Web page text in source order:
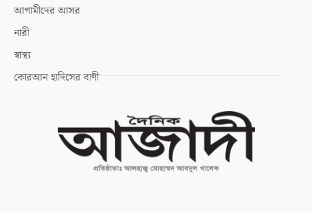
আগামীদের আসর
নারী
স্বাস্থ্য
কোরআন হাদিসের বাণী